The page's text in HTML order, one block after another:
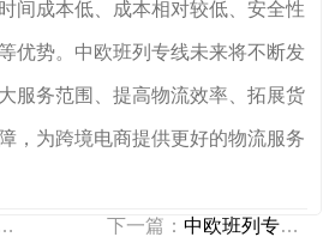
间成本低、成本相对较低、安全性
优势。中欧班列专线未来将不断发
服务范围、提高物流效率、拓展货
，为跨境电商提供更好的物流服务
下一篇： 中欧班列专线推动中国企业走向国际市场